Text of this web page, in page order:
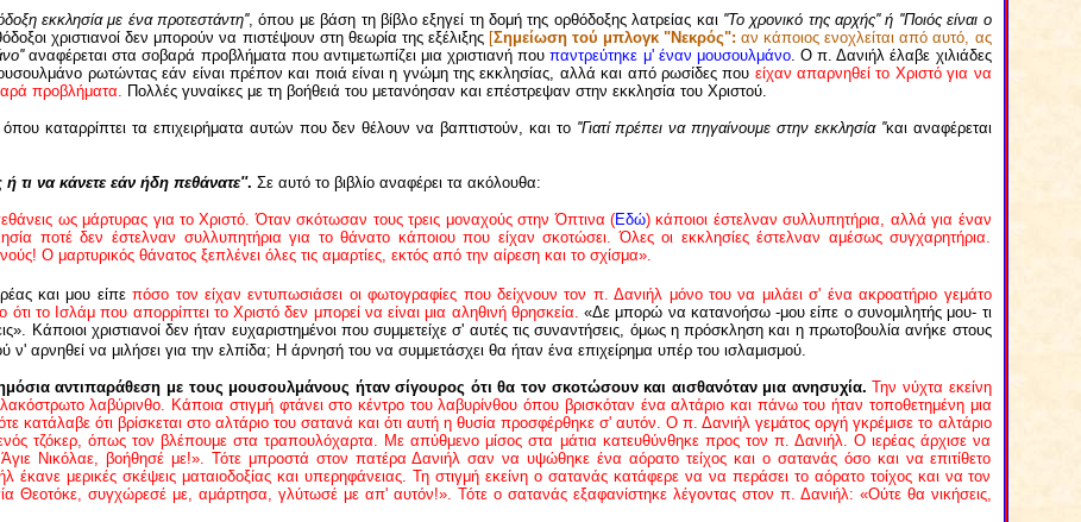
εκκλησία με ένα προτεστάντη'', όπου με βάση τη βίβλο εξηγεί τη δομή της ορθόδοξης λατρείας και ''Το χρονικό της αρχής'' ή ''Ποιός είναι ο
χριστιανοί δεν μπορούν να πιστέψουν στη θεωρία της εξέλιξης [Σημείωση τού μπλογκ "Νεκρός": αν κάποιος ενοχλείται από αυτό, ας
αναφέρεται στα σοβαρά προβλήματα που αντιμετωπίζει μια χριστιανή που παντρεύτηκε μ' έναν μουσουλμάνο. Ο π. Δανιήλ έλαβε χιλιάδες
ρωτώντας εάν είναι πρέπον και ποιά είναι η γνώμη της εκκλησίας, αλλά και από ρωσίδες που είχαν απαρνηθεί το Χριστό για να
προβλήματα. Πολλές γυναίκες με τη βοήθειά του μετανόησαν και επέστρεψαν στην εκκλησία του Χριστού.
όπου καταρρίπτει τα επιχειρήματα αυτών που δεν θέλουν να βαπτιστούν, και το''Γιατί πρέπει να πηγαίνουμε στην εκκλησία ''και αναφέρεται
τι να κάνετε εάν ήδη πεθάνατε''. Σε αυτό το βιβλίο αναφέρει τα ακόλουθα:
ως μάρτυρας για το Χριστό. Όταν σκότωσαν τους τρεις μοναχούς στην Όπτινα (Εδώ) κάποιοι έστελναν συλλυπητήρια, αλλά για έναν
ποτέ δεν έστελναν συλλυπητήρια για το θάνατο κάποιου που είχαν σκοτώσει. Όλες οι εκκλησίες έστελναν αμέσως συγχαρητήρια.
Ο μαρτυρικός θάνατος ξεπλένει όλες τις αμαρτίες, εκτός από την αίρεση και το σχίσμα».
και μου είπε πόσο τον είχαν εντυπωσιάσει οι φωτογραφίες που δείχνουν τον π. Δανιήλ μόνο του να μιλάει σ' ένα ακροατήριο γεμάτο
το Ισλάμ που απορρίπτει το Χριστό δεν μπορεί να είναι μια αληθινή θρησκεία.«Δε μπορώ να κατανοήσω -μου είπε ο συνομιλητής μου- τι
Κάποιοι χριστιανοί δεν ήταν ευχαριστημένοι που συμμετείχε σ' αυτές τις συναντήσεις, όμως η πρόσκληση και η πρωτοβουλία ανήκε στους
αρνηθεί να μιλήσει για την ελπίδα; Η άρνησή του να συμμετάσχει θα ήταν ένα επιχείρημα υπέρ του ισλαμισμού.
αντιπαράθεση με τους μουσουλμάνους ήταν σίγουρος ότι θα τον σκοτώσουν και αισθανόταν μια ανησυχία. Την νύχτα εκείνη
λαβύρινθο. Κάποια στιγμή φτάνει στο κέντρο του λαβυρίνθου όπου βρισκόταν ένα αλτάριο και πάνω του ήταν τοποθετημένη μια
κατάλαβε ότι βρίσκεται στο αλτάριο του σατανά και ότι αυτή η θυσία προσφέρθηκε σ' αυτόν. Ο π. Δανιήλ γεμάτος οργή γκρέμισε το αλτάριο
τζόκερ, όπως τον βλέπουμε στα τραπουλόχαρτα. Με απύθμενο μίσος στα μάτια κατευθύνθηκε προς τον π. Δανιήλ. Ο ιερέας άρχισε να
Νικόλαε, βοήθησέ με!». Τότε μπροστά στον πατέρα Δανιήλ σαν να υψώθηκε ένα αόρατο τείχος και ο σατανάς όσο και να επιτίθετο
μερικές σκέψεις ματαιοδοξίας και υπερηφάνειας. Τη στιγμή εκείνη ο σατανάς κατάφερε να να περάσει το αόρατο τοίχος και να τον
Θεοτόκε, συγχώρεσέ με, αμάρτησα, γλύτωσέ με απ' αυτόν!». Τότε ο σατανάς εξαφανίστηκε λέγοντας στον π. Δανιήλ: «Ούτε θα νικήσεις,